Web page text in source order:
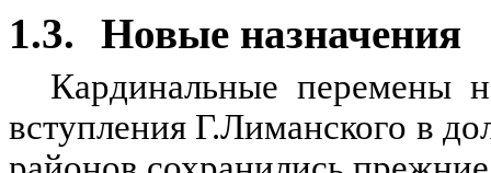
1.3. Новые назначения
Кардинальные перемены
вступления Г.Лиманского в